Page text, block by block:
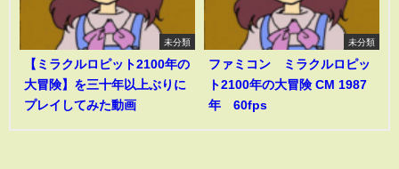
未分類
【ミラクルロピット2100年の
大冒険】を三十年以上ぶりに
プレイしてみた動画
未分類
ファミコン ミラクルロピッ
ト2100年の大冒険 CM 1987
年 60fps